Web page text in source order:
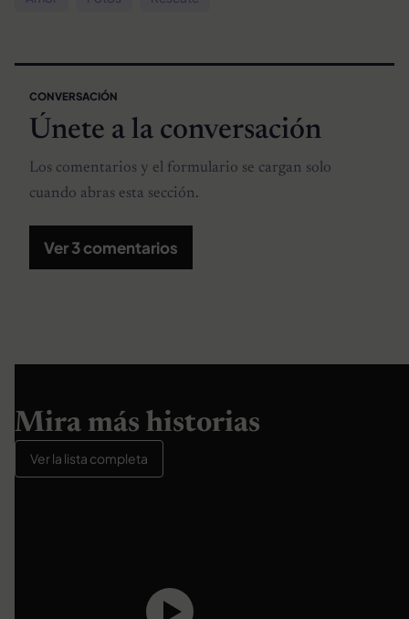
CONVERSACIÓN
Únete a la conversación
Los comentarios y el formulario se cargan solo
cuando abras esta sección.
Ver 3 comentarios
Mira más historias
Ver la lista completa